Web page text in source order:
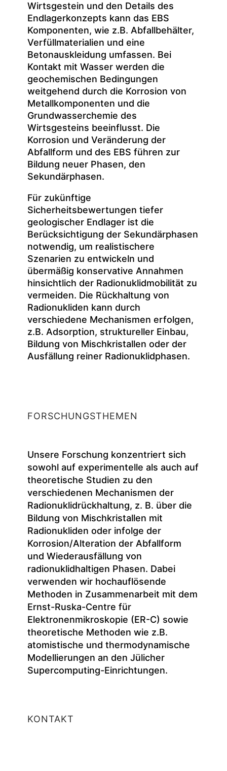
Wirtsgestein und den Details des
Endlagerkonzepts kann das EBS
Komponenten, wie z.B. Abfallbehälter,
Verfüllmaterialien und eine
Betonauskleidung umfassen. Bei
Kontakt mit Wasser werden die
geochemischen Bedingungen
weitgehend durch die Korrosion von
Metallkomponenten und die
Grundwasserchemie des
Wirtsgesteins beeinflusst. Die
Korrosion und Veränderung der
Abfallform und des EBS führen zur
Bildung neuer Phasen, den
Sekundärphasen.
Für zukünftige
Sicherheitsbewertungen tiefer
geologischer Endlager ist die
Berücksichtigung der Sekundärphasen
notwendig, um realistischere
Szenarien zu entwickeln und
übermäßig konservative Annahmen
hinsichtlich der Radionuklidmobilität zu
vermeiden. Die Rückhaltung von
Radionukliden kann durch
verschiedene Mechanismen erfolgen,
z.B. Adsorption, struktureller Einbau,
Bildung von Mischkristallen oder der
Ausfällung reiner Radionuklidphasen.
FORSCHUNGSTHEMEN
Unsere Forschung konzentriert sich
sowohl auf experimentelle als auch auf
theoretische Studien zu den
verschiedenen Mechanismen der
Radionuklidrückhaltung, z. B. über die
Bildung von Mischkristallen mit
Radionukliden oder infolge der
Korrosion/Alteration der Abfallform
und Wiederausfällung von
radionuklidhaltigen Phasen. Dabei
verwenden wir hochauflösende
Methoden in Zusammenarbeit mit dem
Ernst-Ruska-Centre für
Elektronenmikroskopie (ER-C) sowie
theoretische Methoden wie z.B.
atomistische und thermodynamische
Modellierungen an den Jülicher
Supercomputing-Einrichtungen.
KONTAKT